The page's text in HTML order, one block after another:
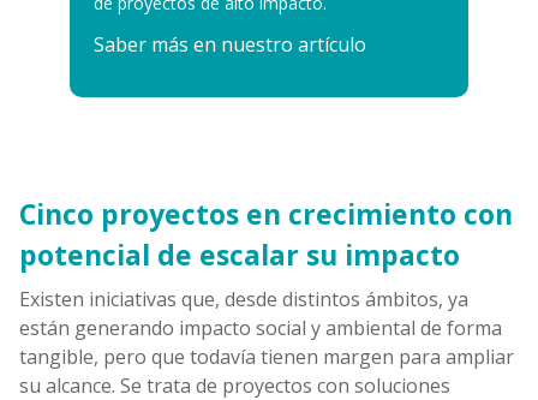
Saber más en nuestro artículo
Cinco proyectos en crecimiento con
potencial de escalar su impacto
Existen iniciativas que, desde distintos ámbitos, ya
están generando impacto social y ambiental de forma
tangible, pero que todavía tienen margen para ampliar
su alcance. Se trata de proyectos con soluciones